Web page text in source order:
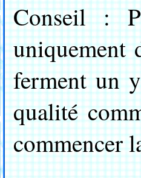
Conseil :
uniquement
ferment un
qualité
commencer